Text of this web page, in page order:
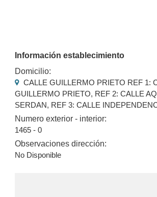
Información establecimiento
Domicilio:
CALLE GUILLERMO PRIETO REF 1:
GUILLERMO PRIETO, REF 2: CALLE
SERDAN, REF 3: CALLE
Numero exterior - interior:
1465 - 0
Observaciones dirección:
No Disponible